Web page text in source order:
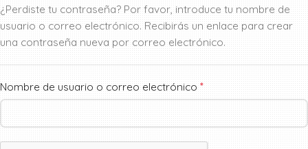
¿Perdiste tu contraseña? Por favor, introduce tu nombre de
usuario o correo electrónico. Recibirás un enlace para crear
una contraseña nueva por correo electrónico.
Nombre de usuario o correo electrónico *